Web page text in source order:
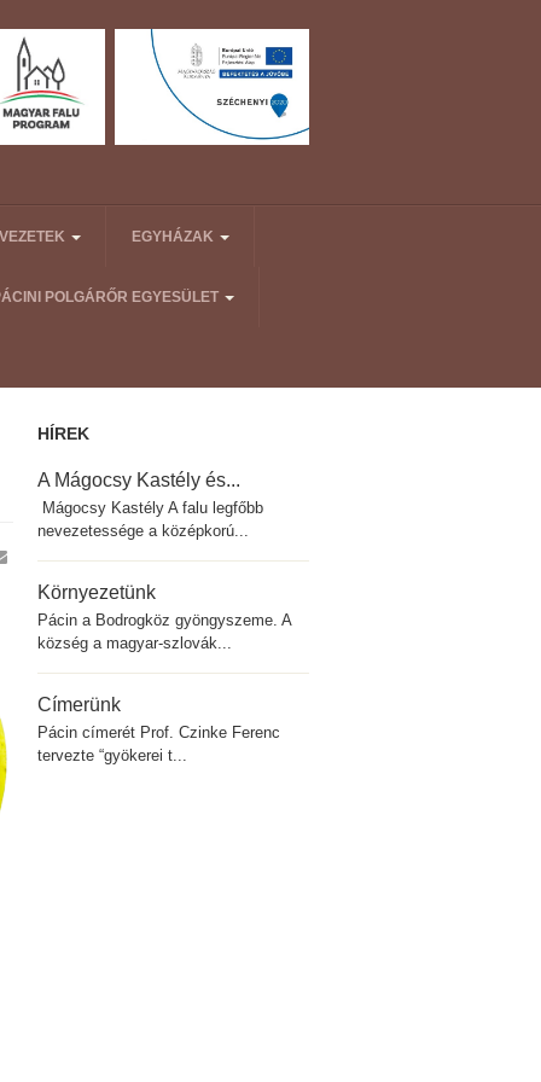
EGYHÁZAK
POLGÁRŐR EGYESÜLET
HÍREK
A Mágocsy Kastély és...
Mágocsy Kastély A falu legfőbb
nevezetessége a középkorú...
Környezetünk
Pácin a Bodrogköz gyöngyszeme. A
község a magyar-szlovák...
Címerünk
Pácin címerét Prof. Czinke Ferenc
tervezte “gyökerei t...